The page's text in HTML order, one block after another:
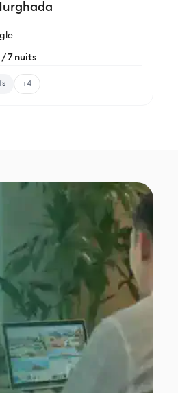
/ 7 nuits
+4